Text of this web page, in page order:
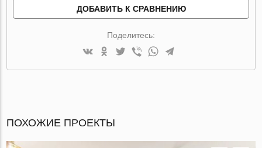
ДОБАВИТЬ К СРАВНЕНИЮ
Поделитесь:
ПОХОЖИЕ ПРОЕКТЫ